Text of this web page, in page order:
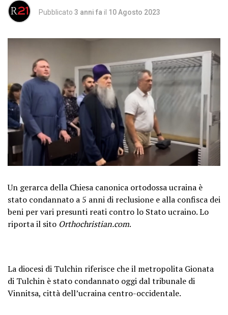
Pubblicato 3 anni fa il 10 Agosto 2023
Un gerarca della Chiesa canonica ortodossa ucraina è
stato condannato a 5 anni di reclusione e alla confisca dei
beni per vari presunti reati contro lo Stato ucraino. Lo
riporta il sito Orthochristian.com.
La diocesi di Tulchin riferisce che il metropolita Gionata
di Tulchin è stato condannato oggi dal tribunale di
Vinnitsa, città dell’ucraina centro-occidentale.